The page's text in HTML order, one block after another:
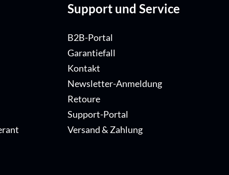
Support und Service
B2B-Portal
Garantiefall
Kontakt
Newsletter-Anmeldung
Retoure
Support-Portal
Versand & Zahlung